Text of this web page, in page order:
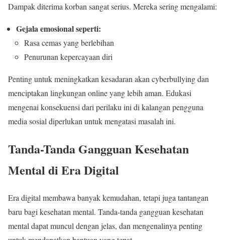
Dampak diterima korban sangat serius. Mereka sering mengalami:
Gejala emosional seperti:
Rasa cemas yang berlebihan
Penurunan kepercayaan diri
Penting untuk meningkatkan kesadaran akan cyberbullying dan
menciptakan lingkungan online yang lebih aman. Edukasi
mengenai konsekuensi dari perilaku ini di kalangan pengguna
media sosial diperlukan untuk mengatasi masalah ini.
Tanda-Tanda Gangguan Kesehatan
Mental di Era Digital
Era digital membawa banyak kemudahan, tetapi juga tantangan
baru bagi kesehatan mental. Tanda-tanda gangguan kesehatan
mental dapat muncul dengan jelas, dan mengenalinya penting